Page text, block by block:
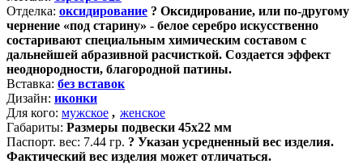
Отделка: оксидирование ? Оксидирование, или по-другому
чернение «под старину» - белое серебро искусственно
состаривают специальным химическим составом с
дальнейшей абразивной расчисткой. Создается эффект
неоднородности, благородной патины.
Вставка: без вставок
Дизайн: иконки
Для кого: мужское , женское
Габариты: Размеры подвески 45х22 мм
Паспорт. вес: 7.44 гр. ? Указан усредненный вес изделия.
Фактический вес изделия может отличаться.